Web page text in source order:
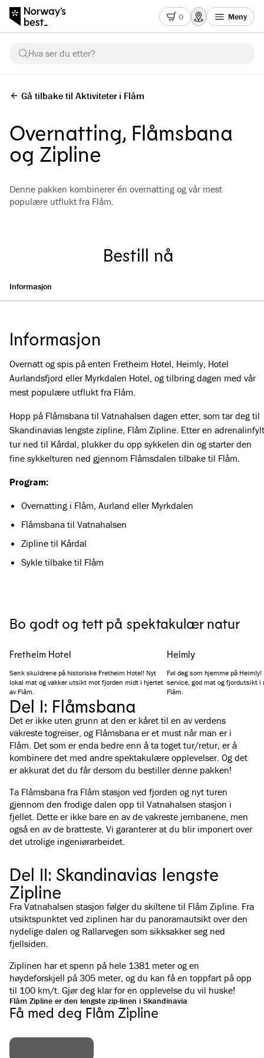
0 Meny
Hva ser du etter?
Gå tilbake til Aktiviteter i Flåm
Overnatting, Flåmsbana
og Zipline
Denne pakken kombinerer én overnatting og vår mest
populære utflukt fra Flåm.
Bestill nå
Informasjon
Informasjon
Overnatt og spis på enten Fretheim Hotel, Heimly, Hotel
Aurlandsfjord eller Myrkdalen Hotel, og tilbring dagen med vår
mest populære utflukt fra Flåm.
Hopp på Flåmsbana til Vatnahalsen dagen etter, som tar deg til
Skandinavias lengste zipline, Flåm Zipline. Etter en adrenalinfylt
tur ned til Kårdal, plukker du opp sykkelen din og starter den
fine sykkelturen ned gjennom Flåmsdalen tilbake til Flåm.
Program:
Overnatting i Flåm, Aurland eller Myrkdalen
Flåmsbana til Vatnahalsen
Zipline til Kårdal
Sykle tilbake til Flåm
Bo godt og tett på spektakulær natur
Fretheim Hotel
Senk skuldrene på historiske Fretheim Hotel! Nyt
lokal mat og vakker utsikt mot fjorden midt i hjertet
av Flåm.
Heimly
Føl deg som hjemme på
service, god mat og fjordutsikt i
Flåm.
Del I: Flåmsbana
Det er ikke uten grunn at den er kåret til en av verdens
vakreste togreiser, og Flåmsbana er et must når man er i
Flåm. Det som er enda bedre enn å ta toget tur/retur, er å
kombinere det med andre spektakulære opplevelser. Og det
er akkurat det du får dersom du bestiller denne pakken!
Ta Flåmsbana fra Flåm stasjon ved fjorden og nyt turen
gjennom den frodige dalen opp til Vatnahalsen stasjon i
fjellet. Dette er ikke bare en av de vakreste jernbanene, men
også en av de bratteste. Vi garanterer at du blir imponert over
det utrolige ingeniørarbeidet.
Del II: Skandinavias lengste
Zipline
Fra Vatnahalsen stasjon følger du skiltene til Flåm Zipline. Fra
utsiktspunktet ved ziplinen har du panoramautsikt over den
nydelige dalen og Rallarvegen som sikksakker seg ned
fjellsiden.
Ziplinen har et spenn på hele 1381 meter og en
høydeforskjell på 305 meter, og du kan få en toppfart på opp
til 100 km/t. Gjør deg klar for en opplevelse du vil huske!
Flåm Zipline er den lengste zip-linen i Skandinavia
Få med deg Flåm Zipline